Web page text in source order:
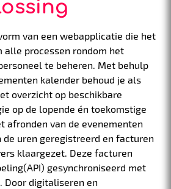
van een webapplicatie die het
alle processen rondom het
te beheren. Met behulp
kalender behoud je als
overzicht op beschikbare
op de lopende én toekomstige
afronden van de evenementen
uren geregistreerd en facturen
klaargezet. Deze facturen
gesynchroniseerd met
Door digitaliseren en